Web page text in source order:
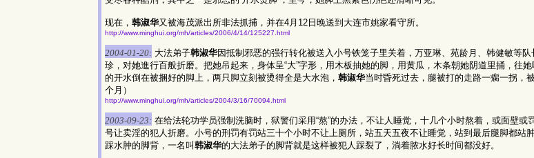
现在， 韩淑华又被海茂派出所非法抓捕，并在4月12日晚送到大连市姚家看守所。
http://www.minghui.org/mh/articles/2006/4/14/125227.html
2004-01-20: 大法弟子韩淑华因抵制邪恶的强行转化被送入小号铁笼子里关着，万亚琳、苑龄月、韩健敏等
珍，对她進行百般折磨。把她吊起来，身体呈“大”字形，用木板抽她的脚，用黄瓜，木条朝她阴道里捅，往
的开水倒在被捆好的脚上，两只脚立刻被烫得全是大水泡， 韩淑华当时昏死过去，腿被打的走路一瘸一拐，
个月）
http://www.minghui.org/mh/articles/2004/3/16/70094.html
2003-09-23: 在给法轮功学员强制洗脑时，狱警们采用“熬”的办法，不让人睡觉，十几个小时熬着，或面壁
号让卖淫的犯人折磨。小号的刑罚有罚站三十个小时不让上厕所，站五天五夜不让睡觉，站到最后腿脚都站
踩水肿的脚背，一名叫 韩淑华的大法弟子的脚背就是这样被犯人踩裂了，淌着脓水好长时间都没好。